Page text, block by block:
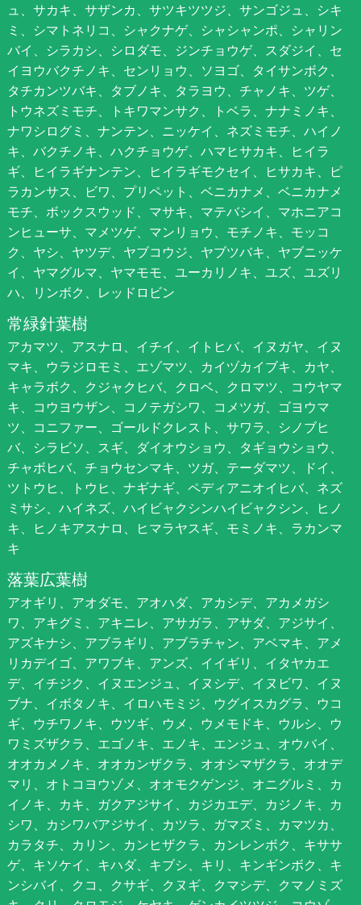
ュ、サカキ、サザンカ、サツキツツジ、サンゴジュ、シキ
ミ、シマトネリコ、シャクナゲ、シャシャンポ、シャリン
バイ、シラカシ、シロダモ、ジンチョウゲ、スダジイ、セ
イヨウバクチノキ、センリョウ、ソヨゴ、タイサンボク、
タチカンツバキ、タブノキ、タラヨウ、チャノキ、ツゲ、
トウネズミモチ、トキワマンサク、トベラ、ナナミノキ、
ナワシログミ、ナンテン、ニッケイ、ネズミモチ、ハイノ
キ、バクチノキ、ハクチョウゲ、ハマヒサカキ、ヒイラ
ギ、ヒイラギナンテン、ヒイラギモクセイ、ヒサカキ、ピ
ラカンサス、ビワ、プリペット、ベニカナメ、ベニカナメ
モチ、ボックスウッド、マサキ、マテバシイ、マホニアコ
ンヒューサ、マメツゲ、マンリョウ、モチノキ、モッコ
ク、ヤシ、ヤツデ、ヤブコウジ、ヤブツバキ、ヤブニッケ
イ、ヤマグルマ、ヤマモモ、ユーカリノキ、ユズ、ユズリ
ハ、リンボク、レッドロビン
常緑針葉樹
アカマツ、アスナロ、イチイ、イトヒバ、イヌガヤ、イヌ
マキ、ウラジロモミ、エゾマツ、カイヅカイブキ、カヤ、
キャラボク、クジャクヒバ、クロベ、クロマツ、コウヤマ
キ、コウヨウザン、コノテガシワ、コメツガ、ゴヨウマ
ツ、コニファー、ゴールドクレスト、サワラ、シノブヒ
バ、シラビソ、スギ、ダイオウショウ、タギョウショウ、
チャボヒバ、チョウセンマキ、ツガ、テーダマツ、ドイ、
ツトウヒ、トウヒ、ナギナギ、ペディアニオイヒバ、ネズ
ミサシ、ハイネズ、ハイビャクシンハイビャクシン、ヒノ
キ、ヒノキアスナロ、ヒマラヤスギ、モミノキ、ラカンマ
キ
落葉広葉樹
アオギリ、アオダモ、アオハダ、アカシデ、アカメガシ
ワ、アキグミ、アキニレ、アサガラ、アサダ、アジサイ、
アズキナシ、アブラギリ、アブラチャン、アベマキ、アメ
リカデイゴ、アワブキ、アンズ、イイギリ、イタヤカエ
デ、イチジク、イヌエンジュ、イヌシデ、イヌビワ、イヌ
ブナ、イボタノキ、イロハモミジ、ウグイスカグラ、ウコ
ギ、ウチワノキ、ウツギ、ウメ、ウメモドキ、ウルシ、ウ
ワミズザクラ、エゴノキ、エノキ、エンジュ、オウバイ、
オオカメノキ、オオカンザクラ、オオシマザクラ、オオデ
マリ、オトコヨウゾメ、オオモクゲンジ、オニグルミ、カ
イノキ、カキ、ガクアジサイ、カジカエデ、カジノキ、カ
シワ、カシワバアジサイ、カツラ、ガマズミ、カマツカ、
カラタチ、カリン、カンヒザクラ、カンレンボク、キササ
ゲ、キソケイ、キハダ、キブシ、キリ、キンギンボク、キ
ンシバイ、クコ、クサギ、クヌギ、クマシデ、クマノミズ